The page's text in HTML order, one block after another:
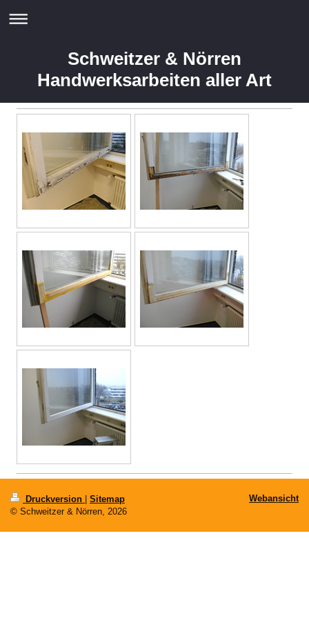
Schweitzer & Nörren
Handwerksarbeiten aller Art
Druckversion
Sitemap
© Schweitzer & Nörren, 2026
Webansicht